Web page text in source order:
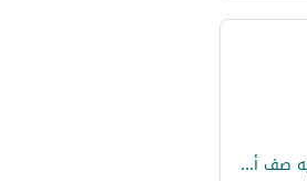
أفضل فرصه للاستثمار ف راس الحكمه أمتلك الان شاليه صف أول على كريستال لاجون متشطب موقع مميز بجوار جايا سوان ليك بالقرب من هاسيندا و هايد بارك ذا مد